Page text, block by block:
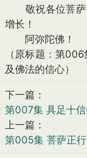
敬祝各位菩萨
增长！
阿弥陀佛！
（原标题：第
及佛法的信心）
下一篇：
第007集 具足十
上一篇：
第005集 菩萨正